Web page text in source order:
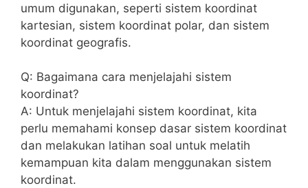
⁢umum digunakan, seperti ​sistem⁢ koordinat
kartesian, sistem koordinat polar, dan​ sistem
koordinat geografis.
Q: Bagaimana cara ​menjelajahi sistem
koordinat?
A: Untuk ​menjelajahi sistem ‍koordinat, ⁤kita
perlu ⁤memahami konsep dasar sistem ⁣koordinat
‌dan‌ melakukan latihan soal untuk melatih‌
kemampuan kita dalam menggunakan ‌sistem
koordinat.